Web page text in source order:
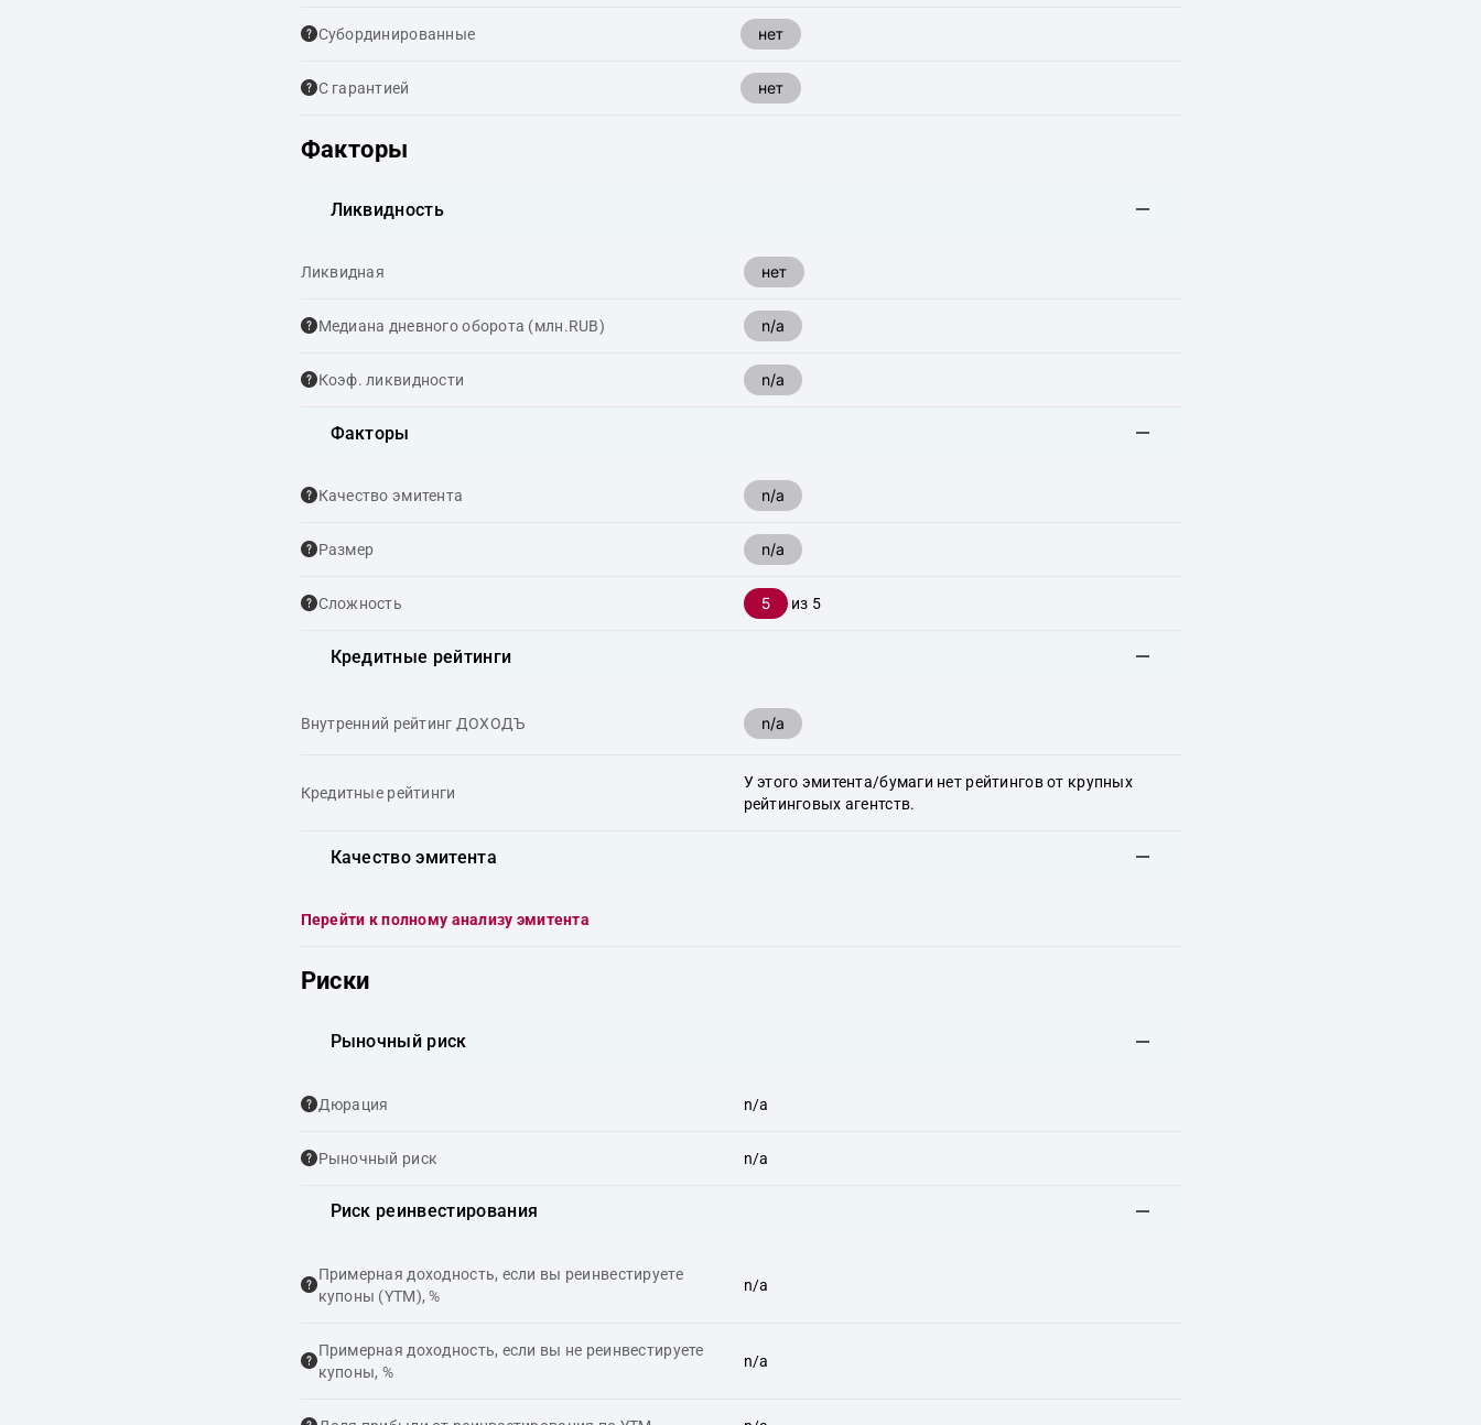
Cубординированные нет
С гарантией нет
Факторы
Ликвидность
Ликвидная нет
Медиана дневного оборота (млн.RUB) n/a
Коэф. ликвидности n/a
Факторы
Качество эмитента n/a
Размер n/a
Сложность 5 из 5
Кредитные рейтинги
Внутренний рейтинг ДОХОДЪ n/a
Кредитные рейтинги
У этого эмитента/бумаги нет рейтингов от крупных
рейтинговых агентств.
Качество эмитента
Перейти к полному анализу эмитента
Риски
Рыночный риск
Дюрация n/a
Рыночный риск n/a
Риск реинвестирования
Примерная доходность, если вы реинвестируете
купоны (YTM), %
n/a
Примерная доходность, если вы не реинвестируете
купоны, %
n/a